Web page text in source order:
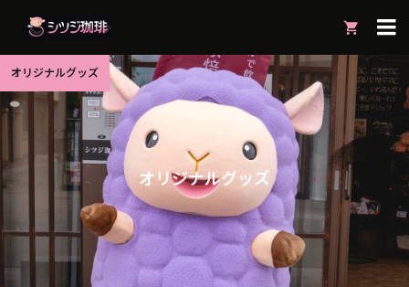

オリジナルグッズ
オリジナルグッズ